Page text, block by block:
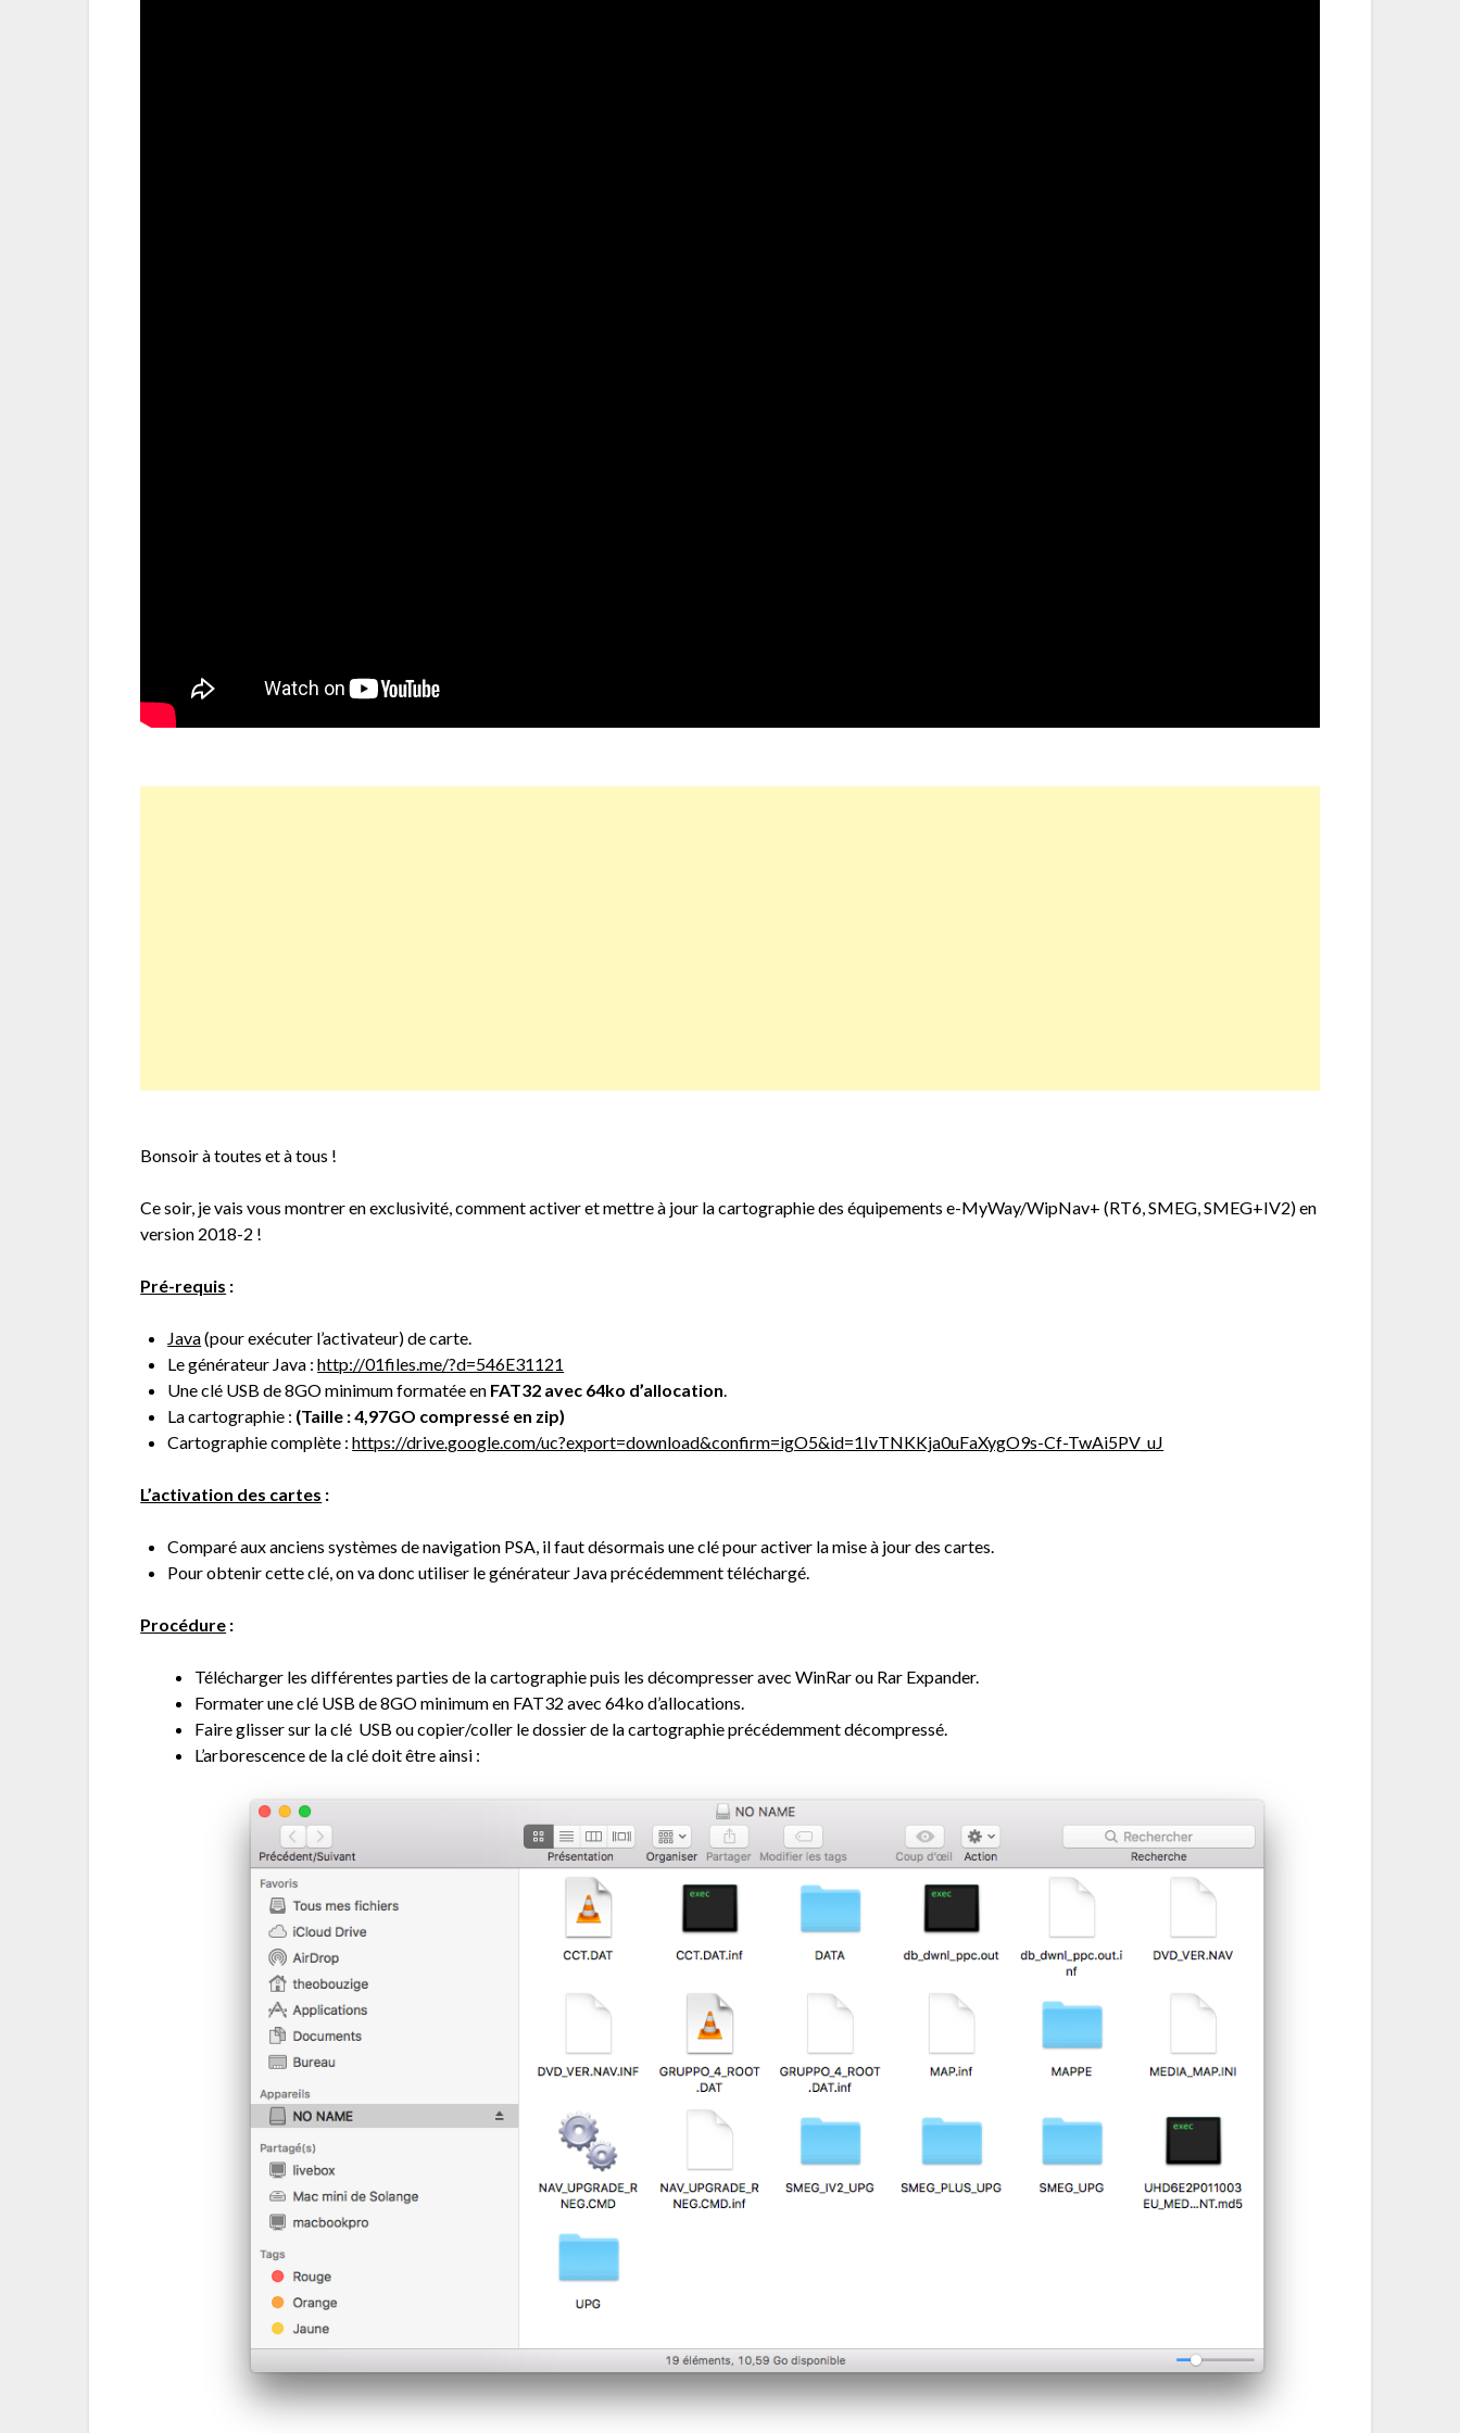
Bonsoir à toutes et à tous !
Ce soir, je vais vous montrer en exclusivité, comment activer et mettre à jour la cartographie des équipements e-MyWay/WipNav+ (RT6, SMEG, SMEG+IV2) en
version 2018-2 !
Pré-requis :
Java(pour exécuter l’activateur) de carte.
Le générateur Java :http://01files.me/?d=546E31121
Une clé USB de 8GO minimum formatée en FAT32 avec 64ko d’allocation.
La cartographie : (Taille : 4,97GO compressé en zip)
Cartographie complète :https://drive.google.com/uc?export=download&confirm=igO5&id=1IvTNKKja0uFaXygO9s-Cf-TwAi5PV_uJ
L’activation des cartes :
Comparé aux anciens systèmes de navigation PSA, il faut désormais une clé pour activer la mise à jour des cartes.
Pour obtenir cette clé, on va donc utiliser le générateur Java précédemment téléchargé.
Procédure :
Télécharger les différentes parties de la cartographie puis les décompresser avec WinRar ou Rar Expander.
Formater une clé USB de 8GO minimum en FAT32 avec 64ko d’allocations.
Faire glisser sur la clé USB ou copier/coller le dossier de la cartographie précédemment décompressé.
L’arborescence de la clé doit être ainsi :